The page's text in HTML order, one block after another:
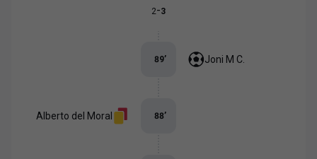
2-3
Joni M C.
89’
Alberto del Moral 88’